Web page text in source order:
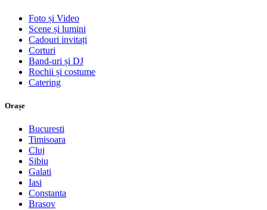
Foto și Video
Scene și lumini
Cadouri invitați
Corturi
Band-uri și DJ
Rochii și costume
Catering
Orașe
Bucuresti
Timisoara
Cluj
Sibiu
Galati
Iasi
Constanta
Brasov